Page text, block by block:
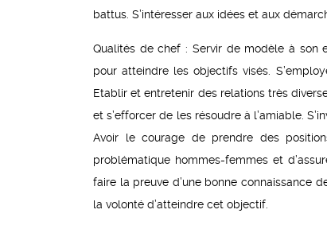
battus. S’intéresser aux idées et aux
Qualités de chef : Servir de modèle à son
pour atteindre les objectifs visés.
Etablir et entretenir des relations très
et s’efforcer de les résoudre à l’amiable.
Avoir le courage de prendre des
problématique hommes-femmes et
faire la preuve d’une bonne connaissance
la volonté d’atteindre cet objectif.